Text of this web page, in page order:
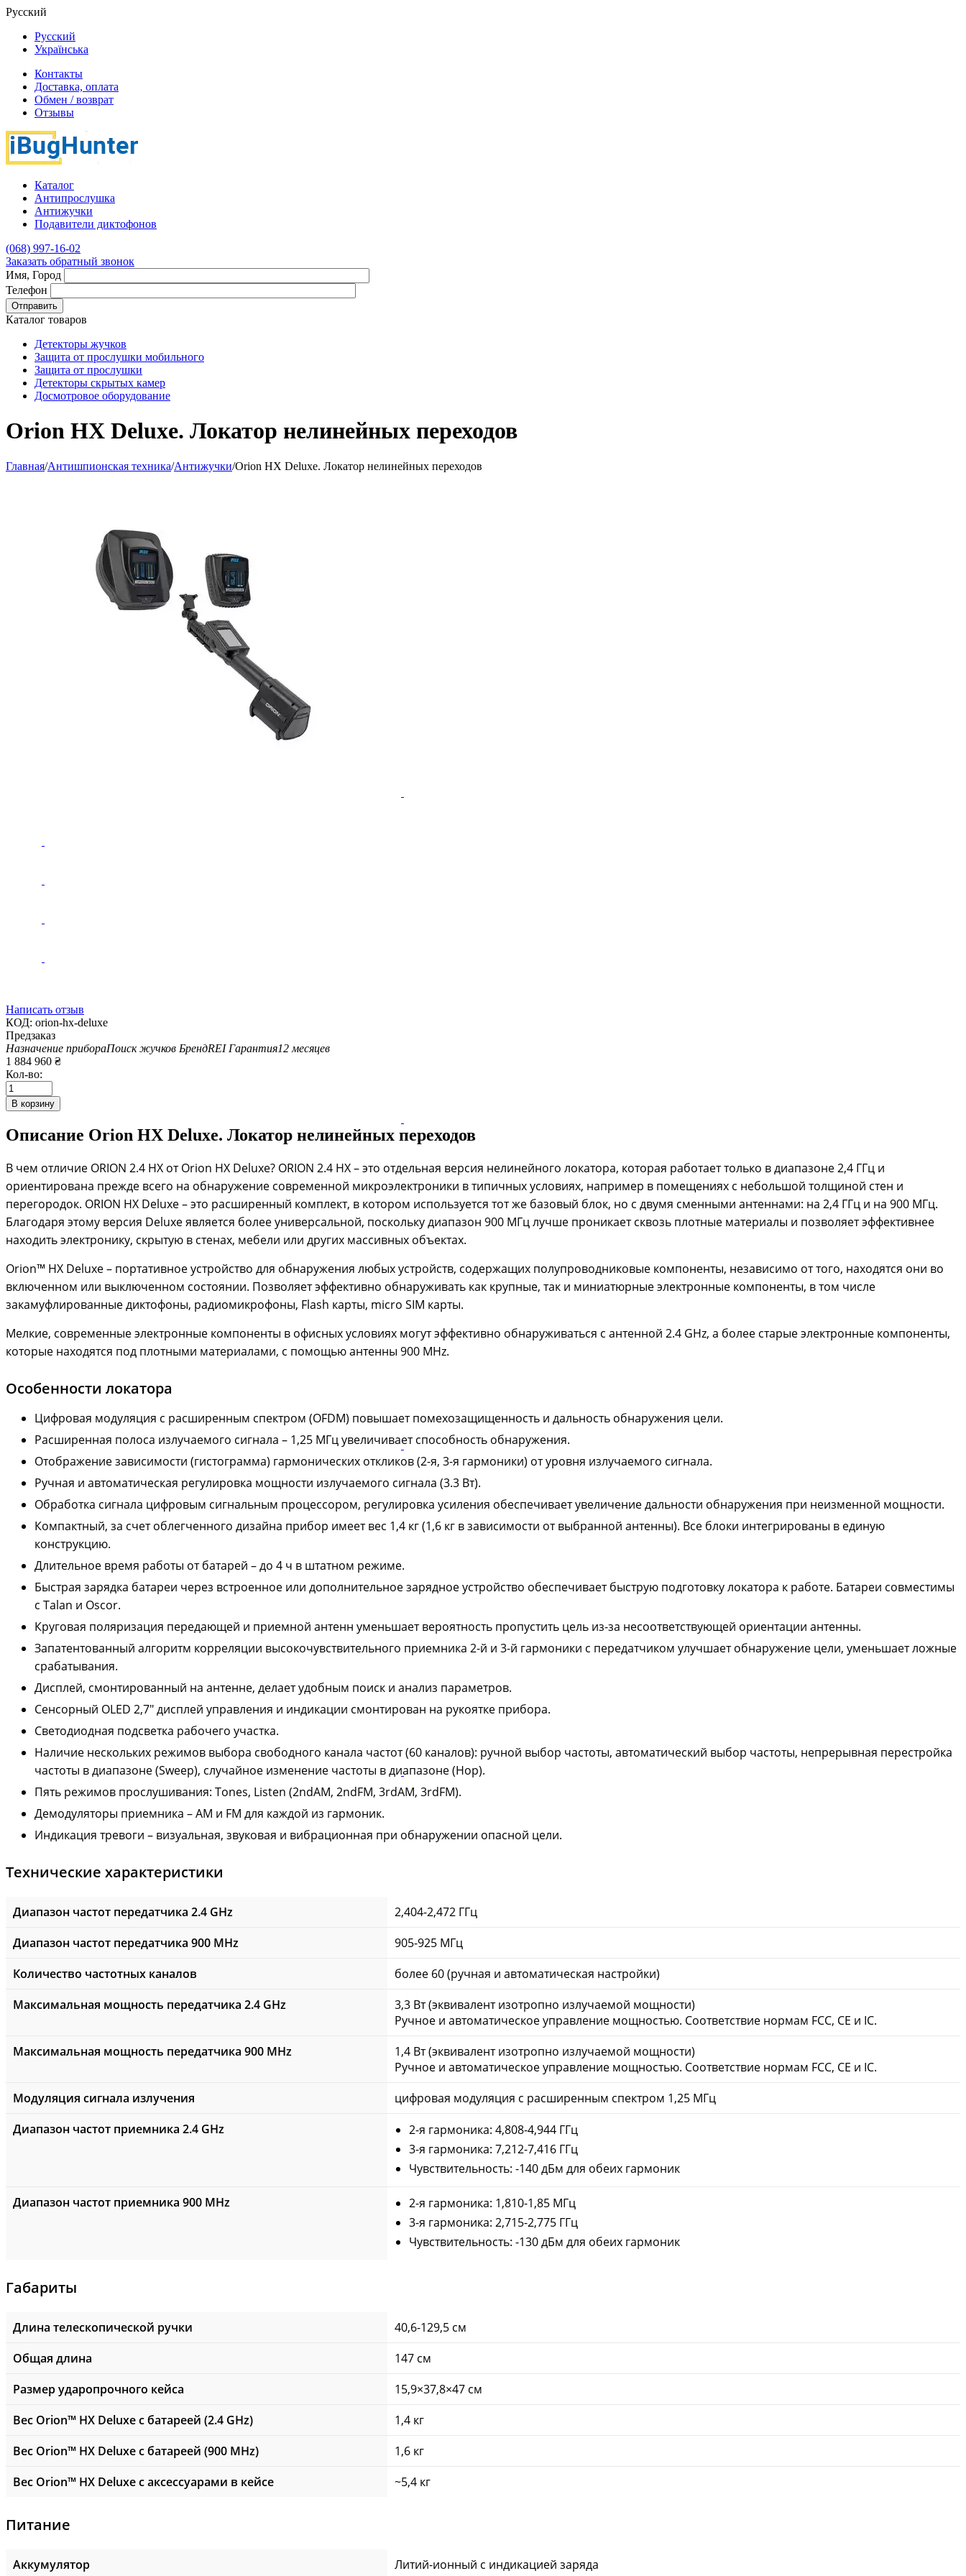
Русский
Русский
Українська
Контакты
Доставка, оплата
Обмен / возврат
Отзывы
Каталог
Антипрослушка
Антижучки
Подавители диктофонов
(068) 997-16-02
Заказать обратный звонок
Имя, Город
Телефон
Отправить
Каталог товаров
Детекторы жучков
Защита от прослушки мобильного
Защита от прослушки
Детекторы скрытых камер
Досмотровое оборудование
Orion HX Deluxe. Локатор нелинейных переходов
Главная/Антишпионская техника/Антижучки/Orion HX Deluxe. Локатор нелинейных переходов
Написать отзыв
КОД: orion-hx-deluxe
Предзаказ
Назначение прибораПоиск жучков БрендREI Гарантия12 месяцев
1 884 960 ₴
Кол-во:
В корзину
Описание Orion HX Deluxe. Локатор нелинейных переходов
В чем отличие ORION 2.4 HX от Orion HX Deluxe? ORION 2.4 HX – это отдельная версия нелинейного локатора, которая работает только в диапазоне 2,4 ГГц и
ориентирована прежде всего на обнаружение современной микроэлектроники в типичных условиях, например в помещениях с небольшой толщиной стен и
перегородок. ORION HX Deluxe – это расширенный комплект, в котором используется тот же базовый блок, но с двумя сменными антеннами: на 2,4 ГГц и на 900 МГц.
Благодаря этому версия Deluxe является более универсальной, поскольку диапазон 900 МГц лучше проникает сквозь плотные материалы и позволяет эффективнее
находить электронику, скрытую в стенах, мебели или других массивных объектах.
Orion™ HX Deluxe – портативное устройство для обнаружения любых устройств, содержащих полупроводниковые компоненты, независимо от того, находятся они во
включенном или выключенном состоянии. Позволяет эффективно обнаруживать как крупные, так и миниатюрные электронные компоненты, в том числе
закамуфлированные диктофоны, радиомикрофоны, Flash карты, micro SIM карты.
Мелкие, современные электронные компоненты в офисных условиях могут эффективно обнаруживаться с антенной 2.4 GHz, а более старые электронные компоненты,
которые находятся под плотными материалами, с помощью антенны 900 MHz.
Особенности локатора
Цифровая модуляция с расширенным спектром (OFDM) повышает помехозащищенность и дальность обнаружения цели.
Расширенная полоса излучаемого сигнала – 1,25 МГц увеличивает способность обнаружения.
Отображение зависимости (гистограмма) гармонических откликов (2-я, 3-я гармоники) от уровня излучаемого сигнала.
Ручная и автоматическая регулировка мощности излучаемого сигнала (3.3 Вт).
Обработка сигнала цифровым сигнальным процессором, регулировка усиления обеспечивает увеличение дальности обнаружения при неизменной мощности.
Компактный, за счет облегченного дизайна прибор имеет вес 1,4 кг (1,6 кг в зависимости от выбранной антенны). Все блоки интегрированы в единую
конструкцию.
Длительное время работы от батарей – до 4 ч в штатном режиме.
Быстрая зарядка батареи через встроенное или дополнительное зарядное устройство обеспечивает быструю подготовку локатора к работе. Батареи совместимы
с Talan и Oscor.
Круговая поляризация передающей и приемной антенн уменьшает вероятность пропустить цель из-за несоответствующей ориентации антенны.
Запатентованный алгоритм корреляции высокочувствительного приемника 2-й и 3-й гармоники с передатчиком улучшает обнаружение цели, уменьшает ложные
срабатывания.
Дисплей, смонтированный на антенне, делает удобным поиск и анализ параметров.
Сенсорный OLED 2,7″ дисплей управления и индикации смонтирован на рукоятке прибора.
Светодиодная подсветка рабочего участка.
Наличие нескольких режимов выбора свободного канала частот (60 каналов): ручной выбор частоты, автоматический выбор частоты, непрерывная перестройка
частоты в диапазоне (Sweep), случайное изменение частоты в диапазоне (Hop).
Пять режимов прослушивания: Tones, Listen (2ndAM, 2ndFM, 3rdAM, 3rdFM).
Демодуляторы приемника – АМ и FM для каждой из гармоник.
Индикация тревоги – визуальная, звуковая и вибрационная при обнаружении опасной цели.
Технические характеристики
Диапазон частот передатчика 2.4 GHz
2,404-2,472 ГГц
Диапазон частот передатчика 900 MHz
905-925 МГц
Количество частотных каналов
более 60 (ручная и автоматическая настройки)
Максимальная мощность передатчика 2.4 GHz
3,3 Вт (эквивалент изотропно излучаемой мощности)
Ручное и автоматическое управление мощностью. Соответствие нормам FCC, CE и IC.
Максимальная мощность передатчика 900 MHz
1,4 Вт (эквивалент изотропно излучаемой мощности)
Ручное и автоматическое управление мощностью. Соответствие нормам FCC, CE и IC.
Модуляция сигнала излучения
цифровая модуляция с расширенным спектром 1,25 МГц
Диапазон частот приемника 2.4 GHz
2-я гармоника: 4,808-4,944 ГГц
3-я гармоника: 7,212-7,416 ГГц
Чувствительность: -140 дБм для обеих гармоник
Диапазон частот приемника 900 MHz
2-я гармоника: 1,810-1,85 МГц
3-я гармоника: 2,715-2,775 ГГц
Чувствительность: -130 дБм для обеих гармоник
Габариты
Длина телескопической ручки
40,6-129,5 см
Общая длина
147 см
Размер ударопрочного кейса
15,9×37,8×47 см
Вес Orion™ HX Deluxe с батареей (2.4 GHz)
1,4 кг
Вес Orion™ HX Deluxe с батареей (900 MHz)
1,6 кг
Вес Orion™ HX Deluxe с аксессуарами в кейсе
~5,4 кг
Питание
Аккумулятор Литий-ионный с индикацией заряда